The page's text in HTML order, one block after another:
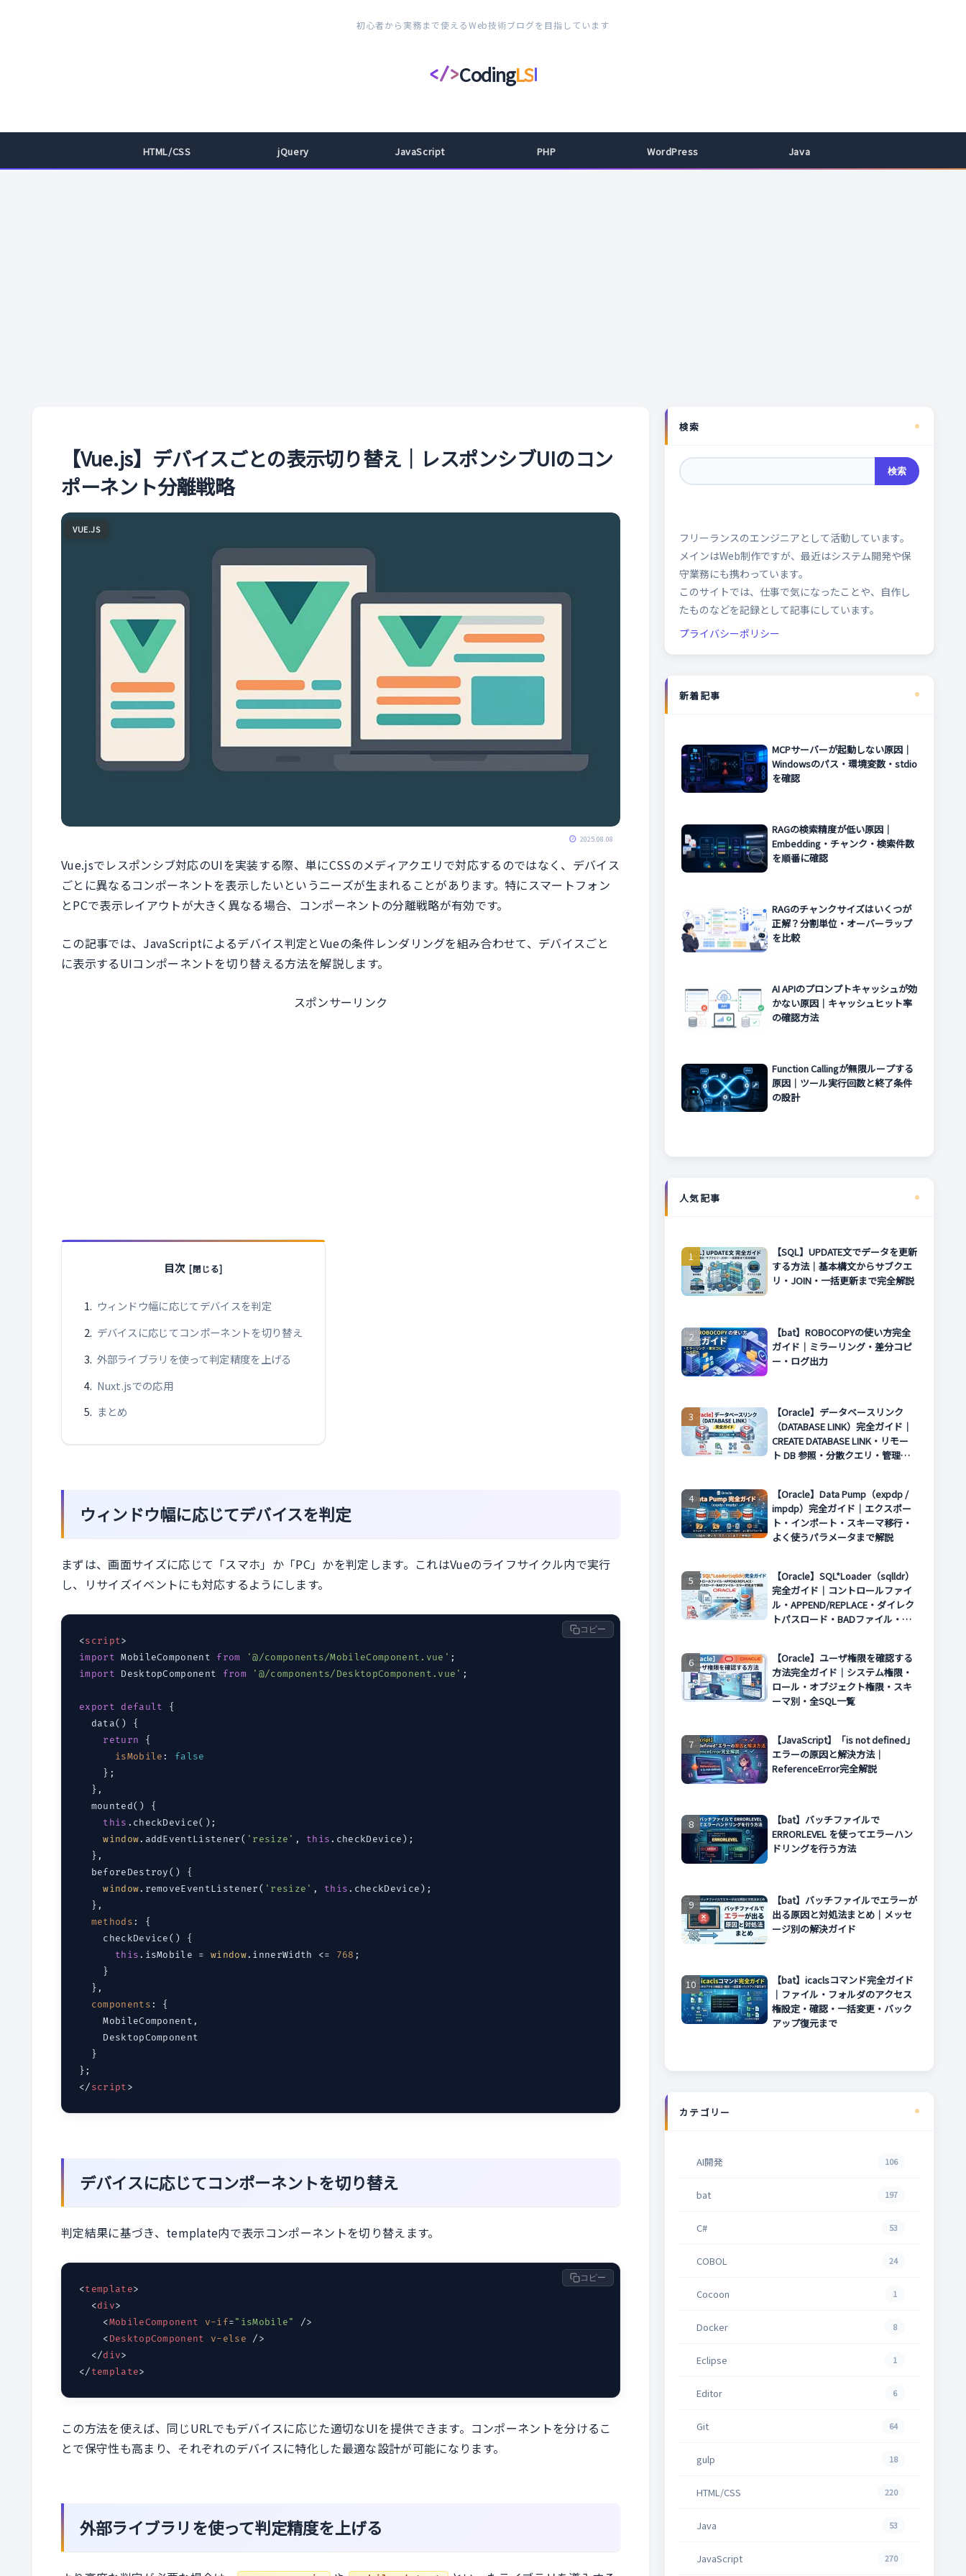
初心者から実務まで使えるWeb技術ブログを目指しています
</>CodingLS
コ
ィ
HTML/CSS jQuery JavaScript PHP WordPress Java
【Vue.js】デバイスごとの表示切り替え｜レスポンシブUIのコン
ポーネント分離戦略
VUE.JS
2025.08.08
Vue.jsでレスポンシブ対応のUIを実装する際、単にCSSのメディアクエリで対応するのではなく、デバイス
ごとに異なるコンポーネントを表示したいというニーズが生まれることがあります。特にスマートフォン
とPCで表示レイアウトが大きく異なる場合、コンポーネントの分離戦略が有効です。
この記事では、JavaScriptによるデバイス判定とVueの条件レンダリングを組み合わせて、デバイスごと
に表示するUIコンポーネントを切り替える方法を解説します。
スポンサーリンク
目次
ウィンドウ幅に応じてデバイスを判定
デバイスに応じてコンポーネントを切り替え
外部ライブラリを使って判定精度を上げる
Nuxt.jsでの応用
まとめ
ウィンドウ幅に応じてデバイスを判定
まずは、画面サイズに応じて「スマホ」か「PC」かを判定します。これはVueのライフサイクル内で実行
し、リサイズイベントにも対応するようにします。
<script>
import MobileComponent from '@/components/MobileComponent.vue'
import DesktopComponent from '@/components/DesktopComponent.vue' ;
export default {
  data() {
return {
isMobile : false
    };
  },
  mounted() {
this .checkDevice();
window.addEventListener( 'resize' , this.checkDevice);
  },
  beforeDestroy() {
window.removeEventListener( 'resize' , this.checkDevice);
  },
methods : {
    checkDevice() {
this.isMobile = window.innerWidth <= 768 ;
    }
  },
components : {
    MobileComponent,
    DesktopComponent
  }
</script>
コピー
デバイスに応じてコンポーネントを切り替え
判定結果に基づき、template内で表示コンポーネントを切り替えます。
<template>
<div>
<MobileComponent v-if="isMobile"
/>
<DesktopComponent v-else />
</div>
</template>
コピー
この方法を使えば、同じURLでもデバイスに応じた適切なUIを提供できます。コンポーネントを分けるこ
とで保守性も高まり、それぞれのデバイスに特化した最適な設計が可能になります。
外部ライブラリを使って判定精度を上げる
検索
検索
フリーランスのエンジニアとして活動しています。
メインはWeb制作ですが、最近はシステム開発や保
守業務にも携わっています。
このサイトでは、仕事で気になったことや、自作し
たものなどを記録として記事にしています。
プライバシーポリシー
新着記事
MCPサーバーが起動しない原因｜
Windowsのパス・環境変数・stdio
を確認
RAGの検索精度が低い原因｜
Embedding・チャンク・検索件数
を順番に確認
RAGのチャンクサイズはいくつが
正解？分割単位・オーバーラップ
を比較
AI APIのプロンプトキャッシュが効
かない原因｜キャッシュヒット率
の確認方法
Function Callingが無限ループする
原因｜ツール実行回数と終了条件
の設計
人気記事
【SQL】UPDATE文でデータを更新
する方法｜基本構文からサブクエ
リ・JOIN・一括更新まで完全解説
【bat】ROBOCOPYの使い方完全
ガイド｜ミラーリング・差分コピ
ー・ログ出力
【Oracle】データベースリンク
（DATABASE LINK）完全ガイド｜
CREATE DATABASE LINK・リモー
ト DB 参照・分散クエリ・管理方
【Oracle】Data Pump（expdp /
impdp）完全ガイド｜エクスポー
ト・インポート・スキーマ移行・
よく使うパラメータまで解説
【Oracle】SQL*Loader（sqlldr）
完全ガイド｜コントロールファイ
ル・APPEND/REPLACE・ダイレク
トパスロード・BADファイル・エ
【Oracle】ユーザ権限を確認する
方法完全ガイド｜システム権限・
ロール・オブジェクト権限・スキ
ーマ別・全SQL一覧
【JavaScript】「is not defined」
エラーの原因と解決方法｜
ReferenceError完全解説
【bat】バッチファイルで
ERRORLEVEL を使ってエラーハン
ドリングを行う方法
【bat】バッチファイルでエラーが
出る原因と対処法まとめ｜メッセ
ージ別の解決ガイド
【bat】icaclsコマンド完全ガイド
｜ファイル・フォルダのアクセス
権設定・確認・一括変更・バック
アップ復元まで
カテゴリー
AI開発 106
bat 197
C# 53
COBOL 24
Cocoon 1
Docker 8
Eclipse 1
Editor 6
Git 64
gulp 18
HTML/CSS 220
Java 53
JavaScript 270